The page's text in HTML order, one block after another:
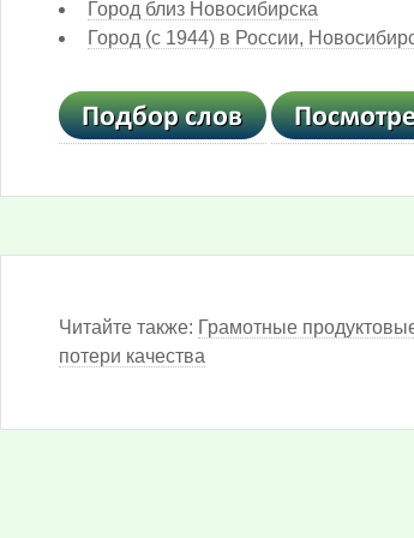
Город близ Новосибирска
Город (с 1944) в России,
Читайте также: Грамотные
потери качества